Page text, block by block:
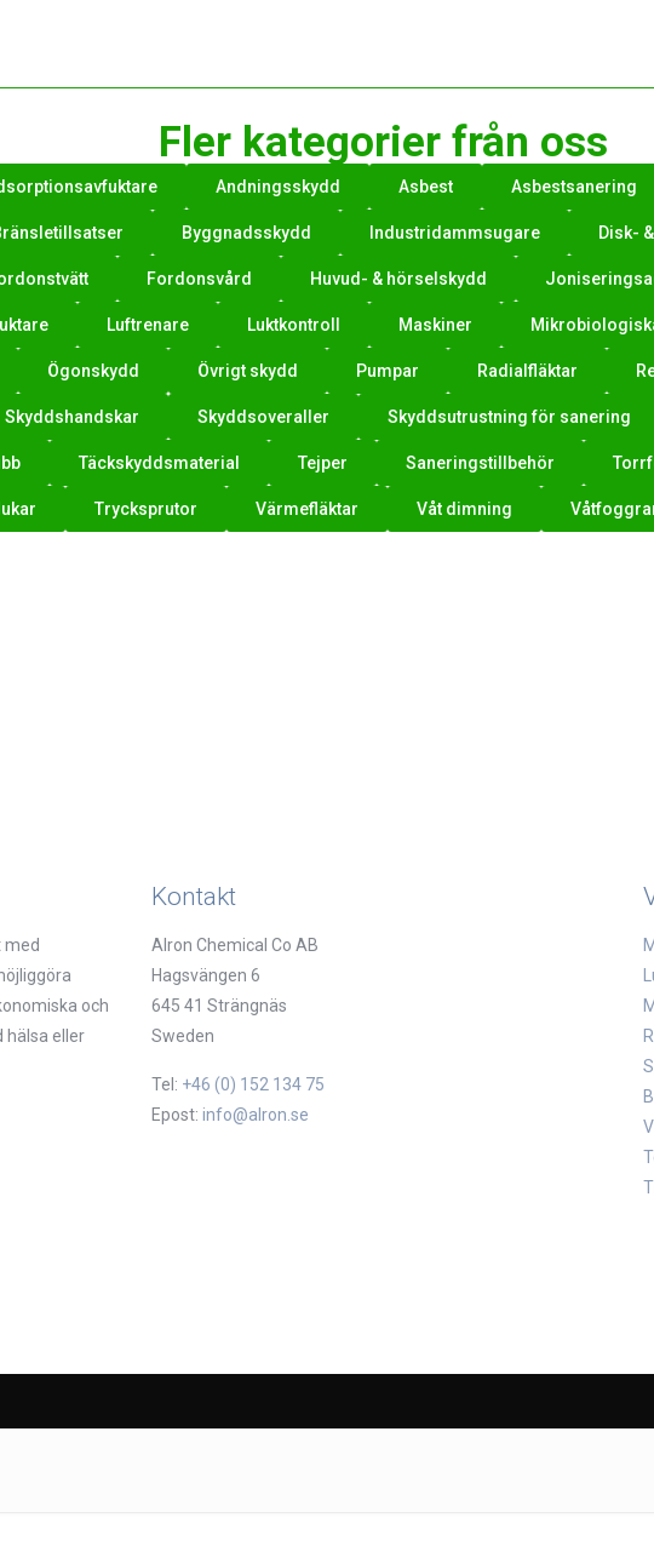
Fler kategorier från oss
Andningsskydd Asbest Asbestsanering
Byggnadsskydd Industridammsugare Disk-
Fordonsvård Huvud- & hörselskydd
Luftrenare Luktkontroll Maskiner
Ögonskydd Övrigt skydd Pumpar Radialfläktar
Skyddshandskar Skyddsoveraller Skyddsutrustning för sanering
Täckskyddsmaterial Tejper Saneringstillbehör
Trycksprutor Värmefläktar Våt dimning
med
och
hälsa eller
Kontakt
Alron Chemical Co AB
Hagsvängen 6
645 41 Strängnäs
Sweden
Tel: +46 (0) 152 134 75
Epost: info@alron.se